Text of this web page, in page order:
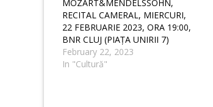
MOZART&MENDELSSOHN,
RECITAL CAMERAL, MIERCURI,
22 FEBRUARIE 2023, ORA 19:00,
BNR CLUJ (PIAȚA UNIRII 7)
February 22, 2023
In "Cultură"